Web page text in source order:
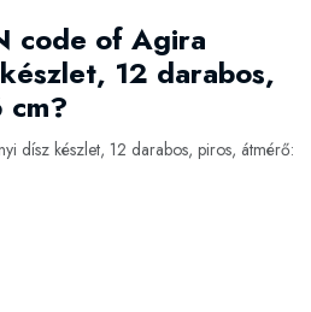
code of Agira
12 darabos,
dísz készlet, 12 darabos, piros, átmérő: